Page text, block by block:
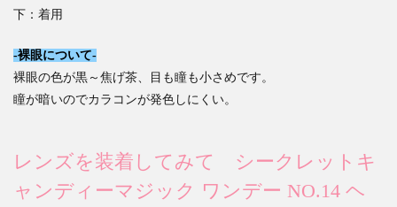
下：着用
-裸眼について-
裸眼の色が黒～焦げ茶、目も瞳も小さめです。
瞳が暗いのでカラコンが発色しにくい。
レンズを装着してみて シークレットキ
ャンディーマジック ワンデー NO.14 ヘ